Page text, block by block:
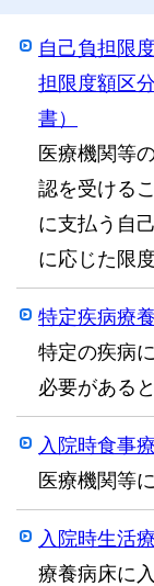
自己負担限
担限度額区
書）
医療機関等
認を受ける
に支払う自
に応じた限
特定疾病療
特定の疾病
必要がある
入院時食事
医療機関等
入院時生活
療養病床に